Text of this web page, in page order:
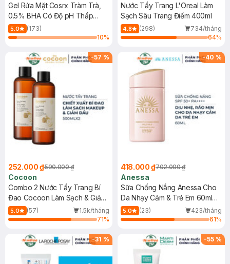
Gel Rửa Mặt Cosrx Tràm Trà,
0.5% BHA Có Độ pH Thấp
150ml
5.0
(173)
10%
Nước Tẩy Trang L'Oreal Làm
Sạch Sâu Trang Điểm 400ml
4.8 (298)
734/tháng
64%
-57 %
252.000 ₫590.000 ₫
Cocoon
Combo 2 Nước Tẩy Trang Bí
Đao Cocoon Làm Sạch & Giảm
Dầu 500ml
5.0 (57)
1.5k/tháng
71%
-40 %
418.000 ₫702.000 ₫
Anessa
Sữa Chống Nắng Anessa Cho
Da Nhạy Cảm & Trẻ Em 60ml
(Mới)
5.0 (23)
423/tháng
61%
-31 % -55 %